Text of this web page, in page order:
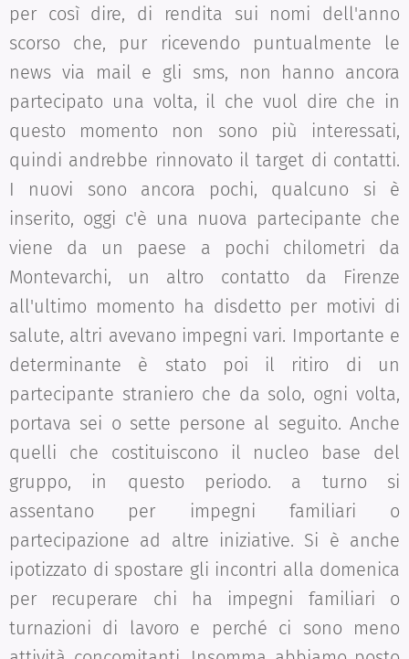
per così dire, di rendita sui nomi dell'anno
scorso che, pur ricevendo puntualmente le
news via mail e gli sms, non hanno ancora
partecipato una volta, il che vuol dire che in
questo momento non sono più interessati,
quindi andrebbe rinnovato il target di contatti.
I nuovi sono ancora pochi, qualcuno si è
inserito, oggi c'è una nuova partecipante che
viene da un paese a pochi chilometri da
Montevarchi, un altro contatto da Firenze
all'ultimo momento ha disdetto per motivi di
salute, altri avevano impegni vari. Importante e
determinante è stato poi il ritiro di un
partecipante straniero che da solo, ogni volta,
portava sei o sette persone al seguito. Anche
quelli che costituiscono il nucleo base del
gruppo, in questo periodo. a turno si
assentano per impegni familiari o
partecipazione ad altre iniziative. Si è anche
ipotizzato di spostare gli incontri alla domenica
per recuperare chi ha impegni familiari o
turnazioni di lavoro e perché ci sono meno